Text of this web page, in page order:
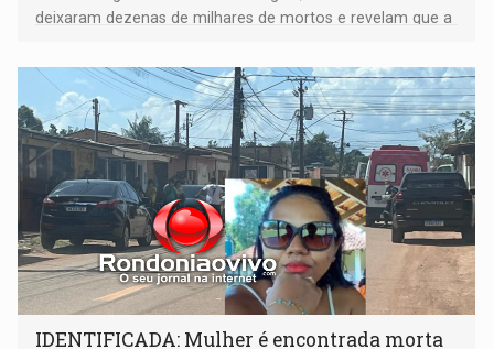
deixaram dezenas de milhares de mortos e revelam que a
territoriais e sociais
IDENTIFICADA: Mulher é encontrada morta